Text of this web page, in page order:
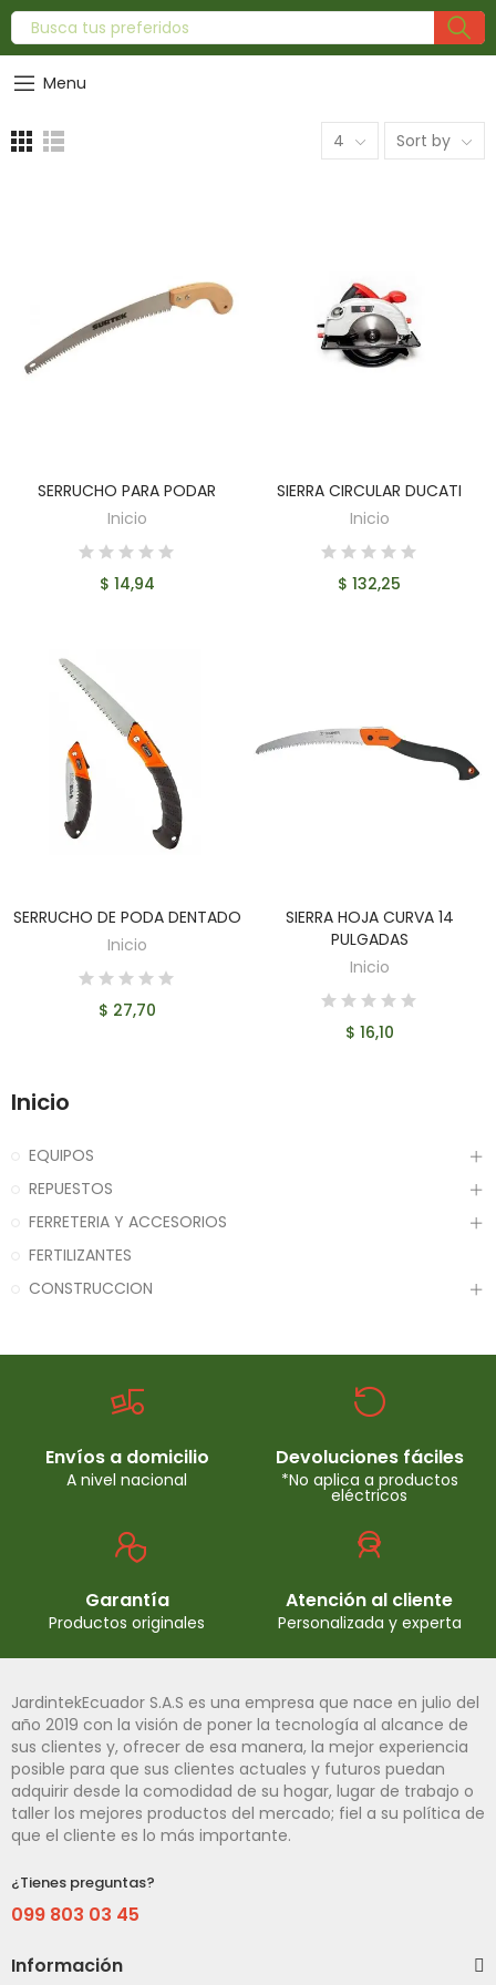
Menu
4 Sort by
AÑADIR AL CARRITO
SERRUCHO PARA PODAR
Inicio
$ 14,94
AÑADIR AL CARRITO
SIERRA CIRCULAR DUCATI
Inicio
$ 132,25
AÑADIR AL CARRITO
SERRUCHO DE PODA DENTADO
Inicio
$ 27,70
AÑADIR AL CARRITO
SIERRA HOJA CURVA 14
PULGADAS
Inicio
$ 16,10
Inicio
EQUIPOS
REPUESTOS
FERRETERIA Y ACCESORIOS
FERTILIZANTES
CONSTRUCCION
Envíos a domicilio
A nivel nacional
Devoluciones fáciles
*No aplica a productos
eléctricos
Garantía
Productos originales
Atención al cliente
Personalizada y experta
JardintekEcuador S.A.S es una empresa que nace en julio del
año 2019 con la visión de poner la tecnología al alcance de
sus clientes y, ofrecer de esa manera, la mejor experiencia
posible para que sus clientes actuales y futuros puedan
adquirir desde la comodidad de su hogar, lugar de trabajo o
taller los mejores productos del mercado; fiel a su política de
que el cliente es lo más importante.
¿Tienes preguntas?
099 803 03 45
Información